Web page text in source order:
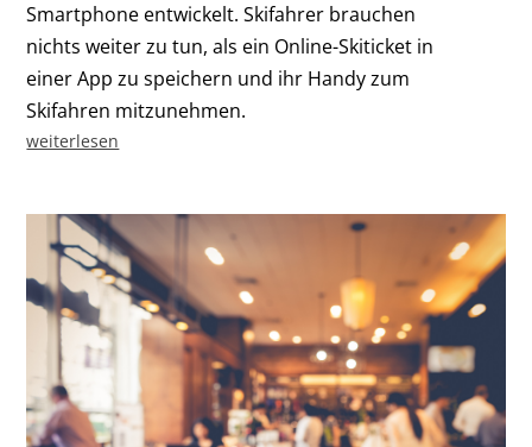
Smartphone entwickelt. Skifahrer brauchen
nichts weiter zu tun, als ein Online-Skiticket in
einer App zu speichern und ihr Handy zum
Skifahren mitzunehmen.
weiterlesen